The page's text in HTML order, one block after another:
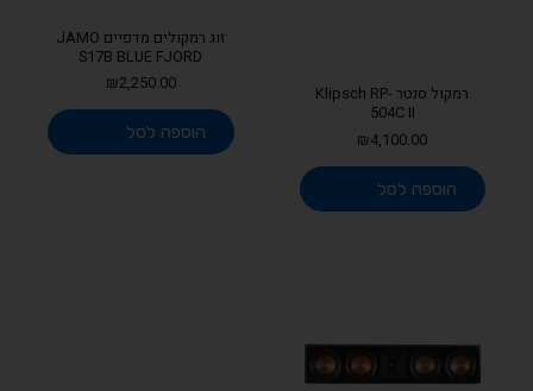
רמקול סנטר Klipsch RP-
504C II
₪4,100.00
הוספה לסל
זוג רמקולים מדפיים JAMO
S17B BLUE FJORD
₪2,250.00
הוספה לסל